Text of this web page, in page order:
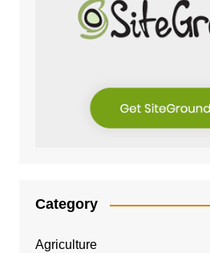
Category
Agriculture